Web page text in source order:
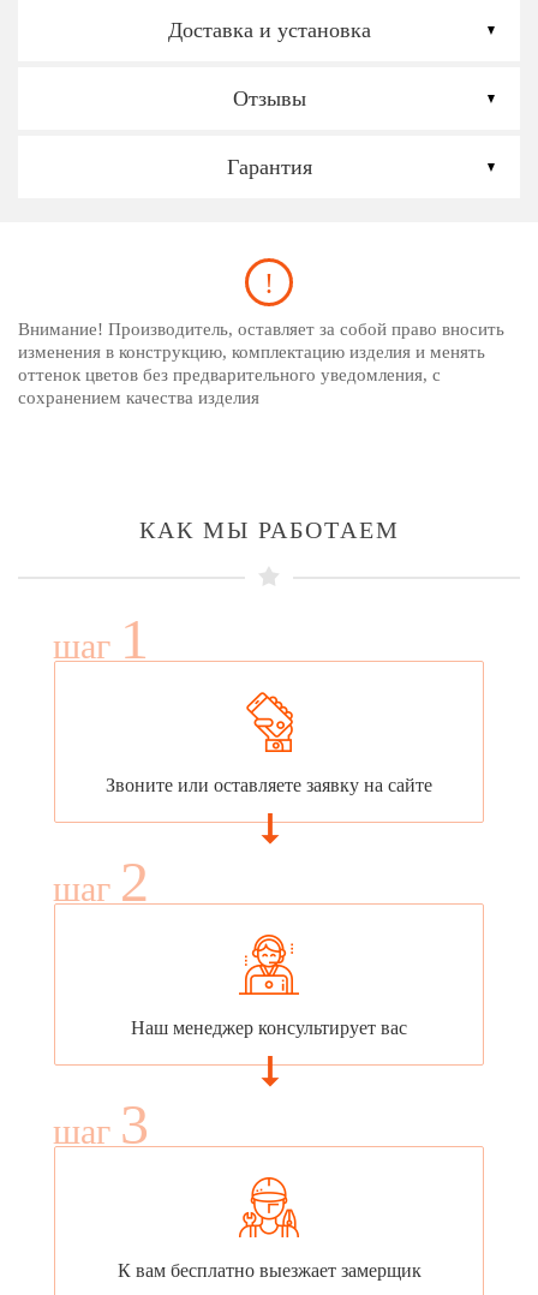
Доставка и установка
Отзывы
Гарантия
Внимание! Производитель, оставляет за собой право вносить
изменения в конструкцию, комплектацию изделия и менять
оттенок цветов без предварительного уведомления, с
сохранением качества изделия
КАК МЫ РАБОТАЕМ
шаг 1
Звоните или оставляете заявку на сайте
шаг 2
Наш менеджер консультирует вас
шаг 3
К вам бесплатно выезжает замерщик